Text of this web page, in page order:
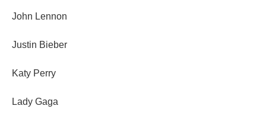
John Lennon
Justin Bieber
Katy Perry
Lady Gaga